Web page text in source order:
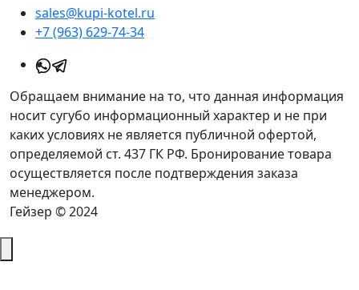
sales@kupi-kotel.ru
+7 (963) 629-74-34
Обращаем внимание на то, что данная информация
носит сугубо информационный характер и не при
каких условиях не является публичной офертой,
определяемой ст. 437 ГК РФ. Бронирование товара
осуществляется после подтверждения заказа
менеджером.
Гейзер © 2024